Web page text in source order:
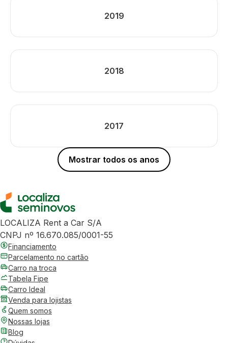
2019
2018
2017
Mostrar todos os anos
LOCALIZA Rent a Car S/A
CNPJ nº 16.670.085/0001-55
Financiamento
Parcelamento no cartão
Carro na troca
Tabela Fipe
Carro Ideal
Venda para lojistas
Quem somos
Nossas lojas
Blog